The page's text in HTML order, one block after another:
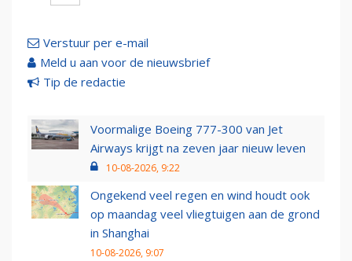
Verstuur per e-mail
Meld u aan voor de nieuwsbrief
Tip de redactie
Voormalige Boeing 777-300 van Jet
Airways krijgt na zeven jaar nieuw leven
10-08-2026, 9:22
Ongekend veel regen en wind houdt ook
op maandag veel vliegtuigen aan de grond
in Shanghai
10-08-2026, 9:07